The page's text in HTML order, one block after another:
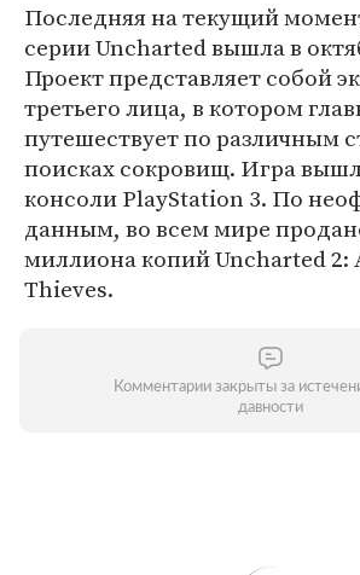
Последняя на текущий
серии Uncharted вышла в
Проект представляет собой
третьего лица, в котором
путешествует по различным
поисках сокровищ. Игра
консоли PlayStation 3. По
данным, во всем мире
миллиона копий Uncharted 2:
Thieves.
Комментарии закрыты за
давности